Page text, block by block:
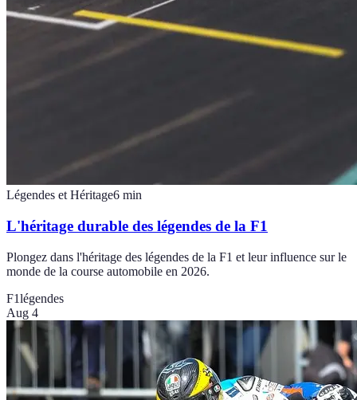
Légendes et Héritage6 min
L'héritage durable des légendes de la F1
Plongez dans l'héritage des légendes de la F1 et leur influence sur le
monde de la course automobile en 2026.
F1légendes
Aug 4